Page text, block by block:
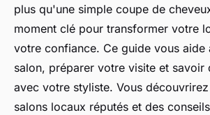
plus qu'une simple coupe de
moment clé pour transformer votre
votre confiance. Ce guide vous aide
salon, préparer votre visite et savoir
avec votre styliste. Vous
salons locaux réputés et des